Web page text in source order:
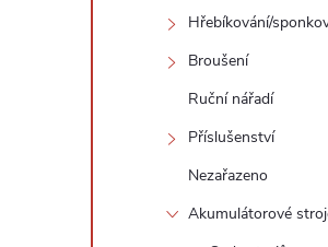
Hřebíkování/
Broušení
Ruční nářadí
Příslušenství
Nezařazeno
Akumulátorové